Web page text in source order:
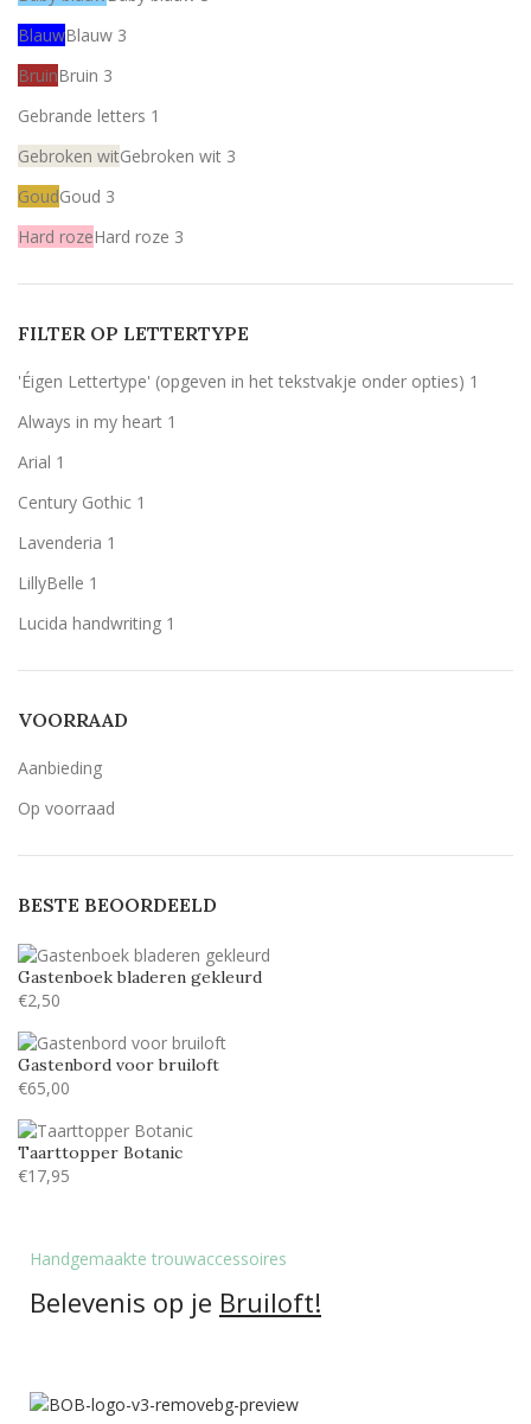
BlauwBlauw 3
BruinBruin 3
Gebrande letters 1
Gebroken witGebroken wit 3
GoudGoud 3
Hard rozeHard roze 3
WitWit
Zilver
3
FILTER OP LETTERTYPE
'Éigen Lettertype' (opgeven in het tekstvakje onder opties) 1
Always in my heart 1
Arial 1
Century Gothic 1
Lavenderia 1
LillyBelle 1
Lucida handwriting 1
VOORRAAD
Aanbieding
Op voorraad
BESTE BEOORDEELD
Gastenboek bladeren gekleurd
€2,50
Gastenbord voor bruiloft
€65,00
Taarttopper Botanic
€17,95
Handgemaakte trouwaccessoires
Belevenis op je Bruiloft!